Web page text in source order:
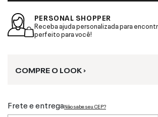
PERSONAL SHOPPER
Receba ajuda personalizada para
perfeito para você!
COMPRE O LOOK ›
Frete e entregaNão sabe seu CEP?